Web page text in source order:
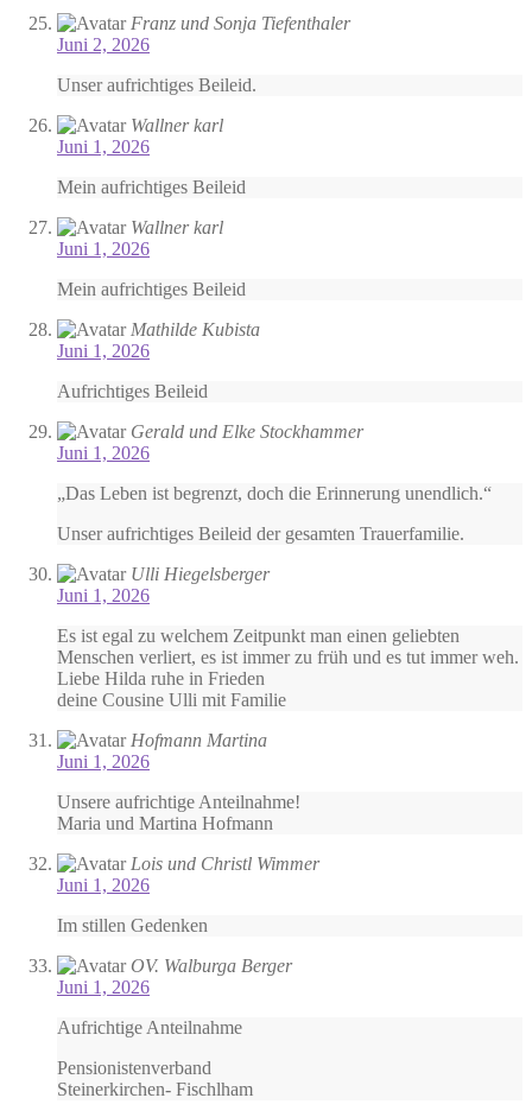
Franz und Sonja Tiefenthaler
Juni 2, 2026
Unser aufrichtiges Beileid.
Wallner karl
Juni 1, 2026
Mein aufrichtiges Beileid
Wallner karl
Juni 1, 2026
Mein aufrichtiges Beileid
Mathilde Kubista
Juni 1, 2026
Aufrichtiges Beileid
Gerald und Elke Stockhammer
Juni 1, 2026
„Das Leben ist begrenzt, doch die Erinnerung unendlich.“
Unser aufrichtiges Beileid der gesamten Trauerfamilie.
Ulli Hiegelsberger
Juni 1, 2026
Es ist egal zu welchem Zeitpunkt man einen geliebten
Menschen verliert, es ist immer zu früh und es tut immer weh.
Liebe Hilda ruhe in Frieden
deine Cousine Ulli mit Familie
Hofmann Martina
Juni 1, 2026
Unsere aufrichtige Anteilnahme!
Maria und Martina Hofmann
Lois und Christl Wimmer
Juni 1, 2026
Im stillen Gedenken
OV. Walburga Berger
Juni 1, 2026
Aufrichtige Anteilnahme
Pensionistenverband
Steinerkirchen- Fischlham